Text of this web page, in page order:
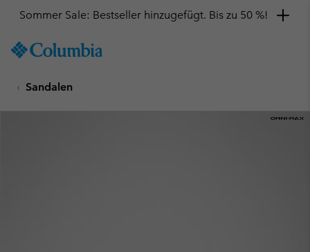
TO
SKIP
MAIN
Sommer Sale: Bestseller hinzugefügt. Bis zu 50 %!
Sandalen